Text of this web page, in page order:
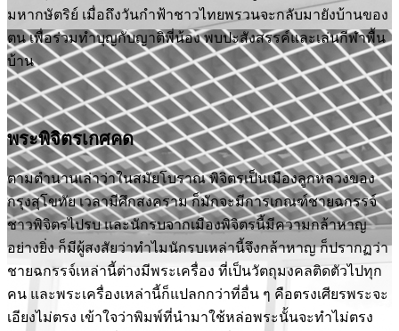
มหากษัตริย์ เมื่อถึงวันกำฟ้าชาวไทยพรวนจะกลับมายังบ้านของ
ตน เพื่อร่วมทำบุญกับญาติพี่น้อง พบปะสังสรรค์และเล่นกีฬาพื้น
บ้าน
พระพิจิตรเกศคด
ตามตำนานเล่าว่าในสมัยโบราณ พิจิตรเป็นเมืองลูกหลวงของ
กรุงสุโขทัย เวลามีศึกสงคราม ก็มักจะมีการเกณฑ์ชายฉกรรจ์
ชาวพิจิตรไปรบ และนักรบจากเมืองพิจิตรนี้มีความกล้าหาญ
อย่างยิ่ง ก็มีผู้สงสัยว่าทำไมนักรบเหล่านี้จึงกล้าหาญ ก็ปรากฏว่า
ชายฉกรรจ์เหล่านี้ต่างมีพระเครื่อง ที่เป็นวัตถุมงคลติดตัวไปทุก
คน และพระเครื่องเหล่านี้ก็แปลกกว่าที่อื่น ๆ คือตรงเศียรพระจะ
เอียงไม่ตรง เข้าใจว่าพิมพ์ที่นำมาใช้หล่อพระนั้นจะทำไม่ตรง